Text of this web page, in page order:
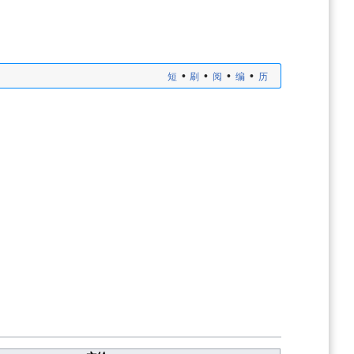
短 • 刷 • 阅 • 编 • 历